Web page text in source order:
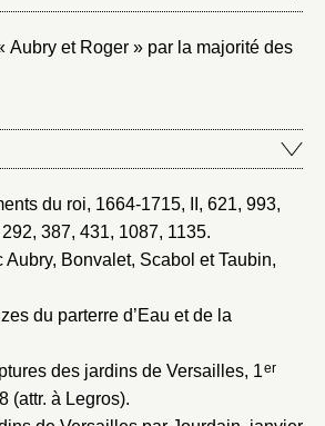
Aubry et Roger » par la majorité des
du roi, 1664-1715, II, 621, 993,
387, 431, 1087, 1135.
Aubry, Bonvalet, Scabol et Taubin,
du parterre d’Eau et de la
des jardins de Versailles, 1er
(attr. à Legros).